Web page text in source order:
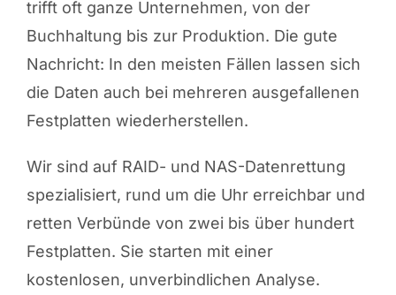
trifft oft ganze Unternehmen, von der
Buchhaltung bis zur Produktion. Die gute
Nachricht: In den meisten Fällen lassen sich
die Daten auch bei mehreren ausgefallenen
Festplatten wiederherstellen.
Wir sind auf RAID- und NAS-Datenrettung
spezialisiert, rund um die Uhr erreichbar und
retten Verbünde von zwei bis über hundert
Festplatten. Sie starten mit einer
kostenlosen, unverbindlichen Analyse.